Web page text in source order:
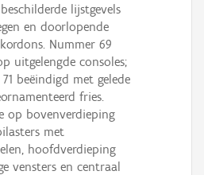
lijstgevels
en doorlopende
Nummer 69
uitgelengde consoles;
beëindigd met gelede
fries.
op bovenverdieping
met
hoofdverdieping
vensters en centraal